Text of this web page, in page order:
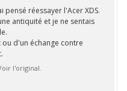
pensé réessayer l'Acer XDS.
antiquité et je ne sentais
d'un échange contre
l'original.